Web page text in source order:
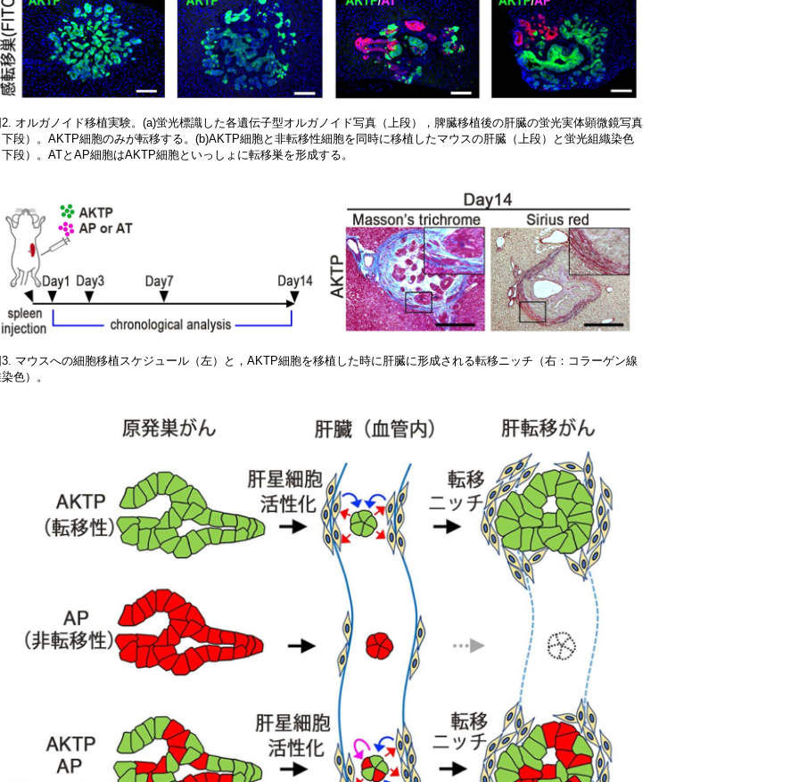
オルガノイド移植実験。(a)蛍光標識した各遺伝子型オルガノイド写真（上段），脾臓移植後の肝臓の蛍光実体顕微鏡写真
段）。AKTP細胞のみが転移する。(b)AKTP細胞と非転移性細胞を同時に移植したマウスの肝臓（上段）と蛍光組織染色
段）。ATとAP細胞はAKTP細胞といっしょに転移巣を形成する。
マウスへの細胞移植スケジュール（左）と，AKTP細胞を移植した時に肝臓に形成される転移ニッチ（右：コラーゲン線
色）。